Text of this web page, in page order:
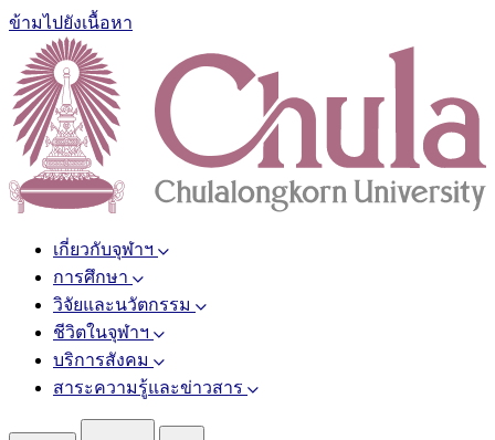
ข้ามไปยังเนื้อหา
เกี่ยวกับจุฬาฯ
การศึกษา
วิจัยและนวัตกรรม
ชีวิตในจุฬาฯ
บริการสังคม
สาระความรู้และข่าวสาร